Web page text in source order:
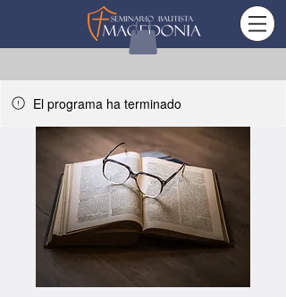
El programa ha terminado